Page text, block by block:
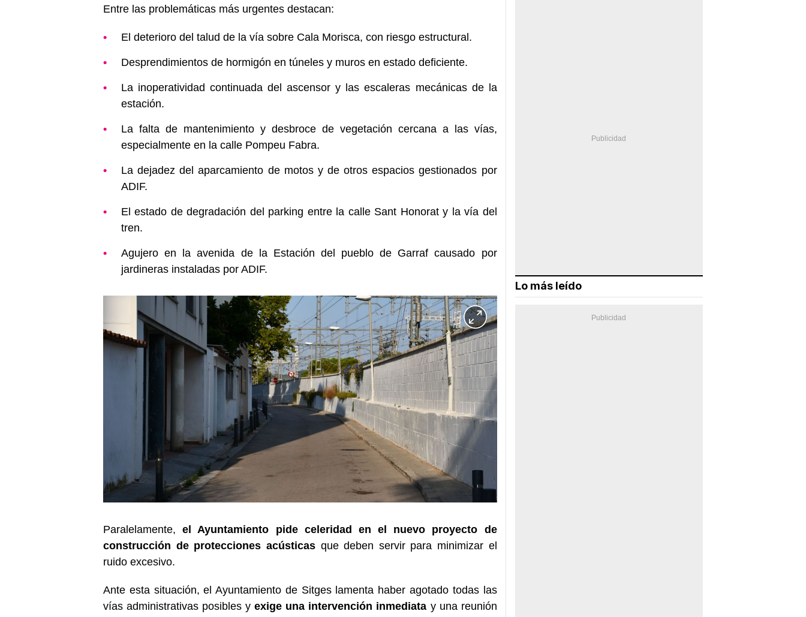
Entre las problemáticas más urgentes destacan:
El deterioro del talud de la vía sobre Cala Morisca, con riesgo estructural.
Desprendimientos de hormigón en túneles y muros en estado deficiente.
La inoperatividad continuada del ascensor y las escaleras mecánicas de la
estación.
La falta de mantenimiento y desbroce de vegetación cercana a las vías,
especialmente en la calle Pompeu Fabra.
La dejadez del aparcamiento de motos y de otros espacios gestionados por
ADIF.
El estado de degradación del parking entre la calle Sant Honorat y la vía del
tren.
Agujero en la avenida de la Estación del pueblo de Garraf causado por
jardineras instaladas por ADIF.
Paralelamente,el Ayuntamiento pide celeridad en el nuevo proyecto de
construcción de protecciones acústicasque deben servir para minimizar el
ruido excesivo.
Ante esta situación, el Ayuntamiento de Sitges lamenta haber agotado todas las
vías administrativas posibles yexige una intervención inmediata y una reunión
Lo más leído